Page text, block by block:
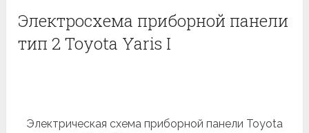
Электросхема приборной панели
тип 2 Toyota Yaris I
Электрическая схема приборной панели Toyota